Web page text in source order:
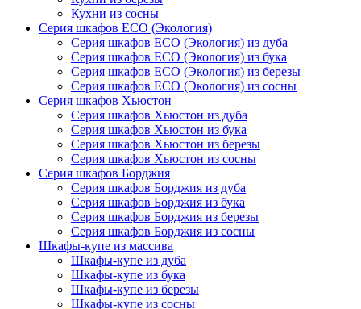
Кухни из сосны
Серия шкафов ECO (Экология)
Серия шкафов ECO (Экология) из дуба
Серия шкафов ECO (Экология) из бука
Серия шкафов ECO (Экология) из березы
Серия шкафов ECO (Экология) из сосны
Серия шкафов Хьюстон
Серия шкафов Хьюстон из дуба
Серия шкафов Хьюстон из бука
Серия шкафов Хьюстон из березы
Серия шкафов Хьюстон из сосны
Серия шкафов Борджия
Серия шкафов Борджия из дуба
Серия шкафов Борджия из бука
Серия шкафов Борджия из березы
Серия шкафов Борджия из сосны
Шкафы-купе из массива
Шкафы-купе из дуба
Шкафы-купе из бука
Шкафы-купе из березы
Шкафы-купе из сосны